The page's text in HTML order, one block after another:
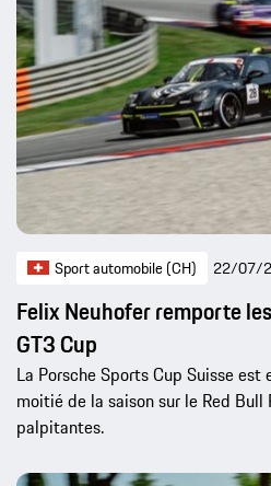
Sport automobile (CH) 22/07/
Felix Neuhofer remporte
GT3 Cup
La Porsche Sports Cup Suisse
moitié de la saison sur le Red Bull
palpitantes.